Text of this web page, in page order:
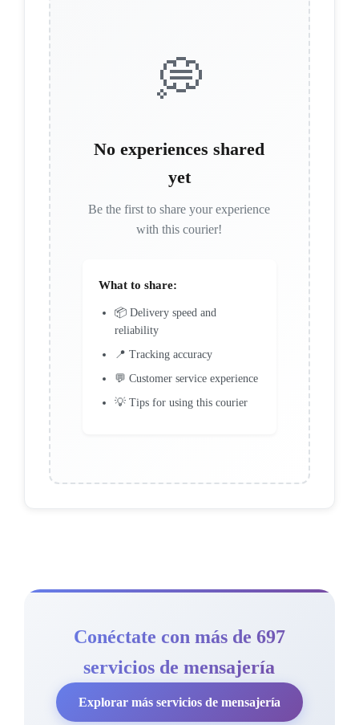
💭
No experiences shared
yet
Be the first to share your experience
with this courier!
What to share:
📦 Delivery speed and
reliability
📍 Tracking accuracy
💬 Customer service experience
💡 Tips for using this courier
Conéctate con más de 697
servicios de mensajería
Explorar más servicios de mensajería